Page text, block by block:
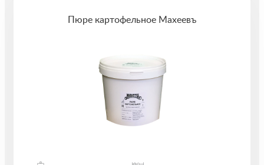
Пюре картофельное Махеевъ